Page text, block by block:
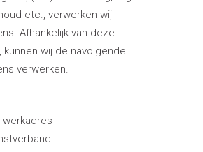
etc., verwerken wij
Afhankelijk van deze
wij de navolgende
verwerken.